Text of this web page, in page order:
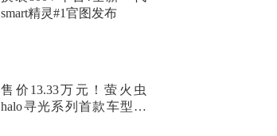
smart精灵#1官图发布
售价13.33万元！萤火虫
halo寻光系列首款车型上